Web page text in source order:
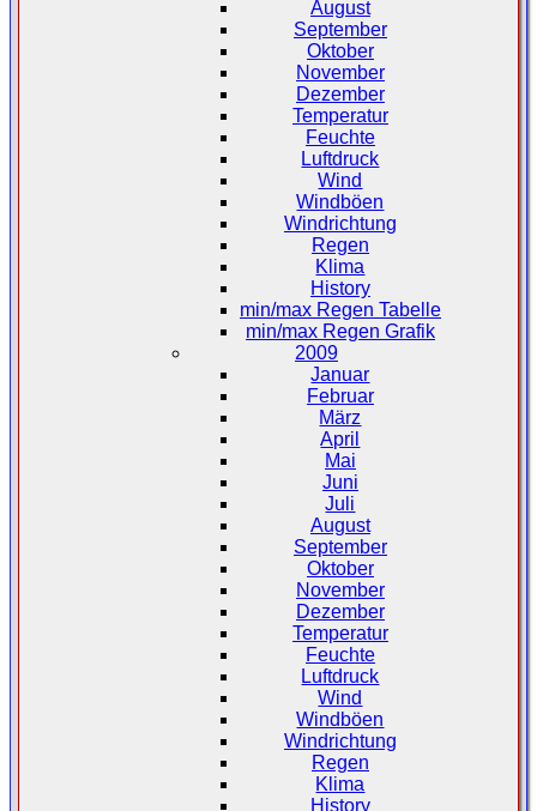
August
September
Oktober
November
Dezember
Temperatur
Feuchte
Luftdruck
Wind
Windböen
Windrichtung
Regen
Klima
History
min/max Regen Tabelle
min/max Regen Grafik
2009
Januar
Februar
März
April
Mai
Juni
Juli
August
September
Oktober
November
Dezember
Temperatur
Feuchte
Luftdruck
Wind
Windböen
Windrichtung
Regen
Klima
History